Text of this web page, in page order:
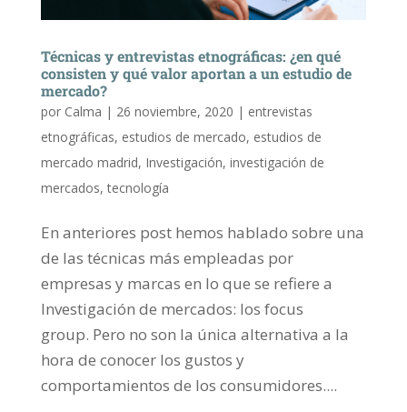
Técnicas y entrevistas etnográficas: ¿en qué
consisten y qué valor aportan a un estudio de
mercado?
por Calma | 26 noviembre, 2020 | entrevistas
etnográficas, estudios de mercado, estudios de
mercado madrid, Investigación, investigación de
mercados,tecnología
En anteriores post hemos hablado sobre una
de las técnicas más empleadas por
empresas y marcas en lo que se refiere a
Investigación de mercados: los focus
group. Pero no son la única alternativa a la
hora de conocer los gustos y
comportamientos de los consumidores....